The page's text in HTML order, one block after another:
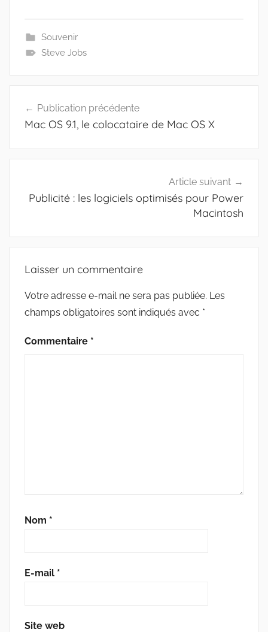
Souvenir
Steve Jobs
de
Publication précédente
Mac OS 9.1, le colocataire de Mac OS X
Article suivant
Publicité : les logiciels optimisés pour Power
Macintosh
Laisser un commentaire
Votre adresse e-mail ne sera pas publiée. Les
champs obligatoires sont indiqués avec *
Commentaire *
Nom *
E-mail *
Site web